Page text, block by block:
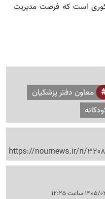
فکوری است که فرصت مدیریت
معاون دفتر پزشکیان
https://nournews.ir/n/